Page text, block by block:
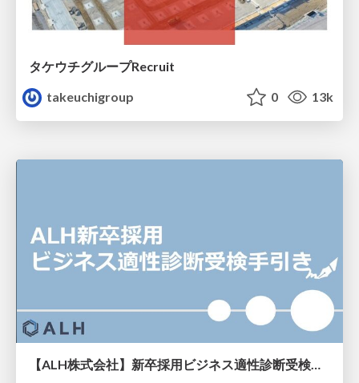
タケウチグループRecruit
takeuchigroup
0 13k
【ALH株式会社】新卒採用ビジネス適性診断受検手引き